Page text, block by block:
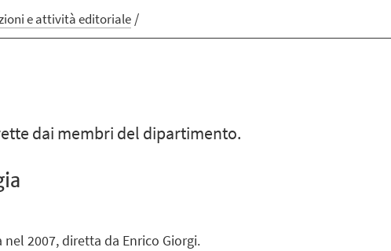
e attività editoriale
dai membri del dipartimento.
nel 2007, diretta da Enrico Giorgi.